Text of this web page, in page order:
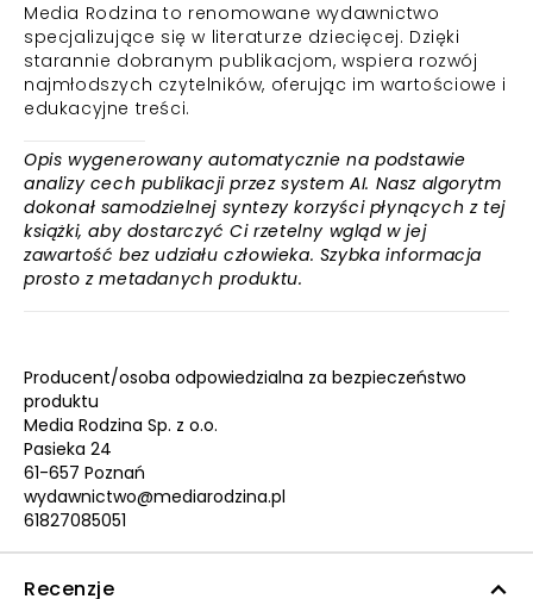
Media Rodzina to renomowane wydawnictwo
specjalizujące się w literaturze dziecięcej. Dzięki
starannie dobranym publikacjom, wspiera rozwój
najmłodszych czytelników, oferując im wartościowe i
edukacyjne treści.
Opis wygenerowany automatycznie na podstawie
analizy cech publikacji przez system AI. Nasz algorytm
dokonał samodzielnej syntezy korzyści płynących z tej
książki, aby dostarczyć Ci rzetelny wgląd w jej
zawartość bez udziału człowieka. Szybka informacja
prosto z metadanych produktu.
Producent/osoba odpowiedzialna za bezpieczeństwo
produktu
Media Rodzina Sp. z o.o.
Pasieka 24
61-657 Poznań
wydawnictwo@mediarodzina.pl
61827085051
Recenzje